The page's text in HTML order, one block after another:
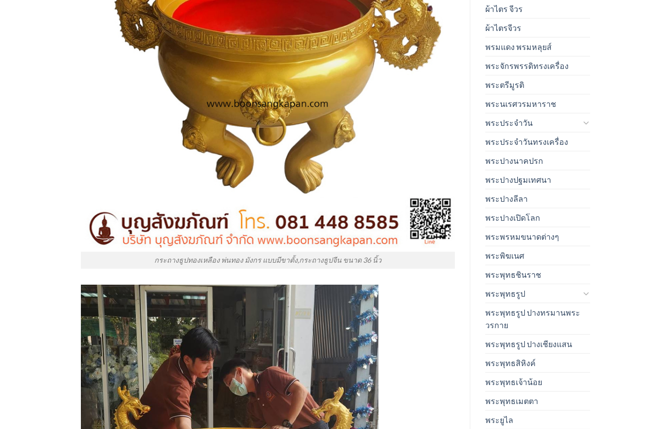
ผ้าไตร จีวร
ผ้าไตรจีวร
พรมแดง พรมหลุยส์
พระจักรพรรดิทรงเครื่อง
พระตรีมูรติ
พระนเรศวรมหาราช
พระประจำวัน
พระประจำวันทรงเครื่อง
พระปางนาคปรก
พระปางปฐมเทศนา
พระปางลีลา
พระปางเปิดโลก
พระพรหมขนาดต่างๆ
พระพิฆเนศ
พระพุทธชินราช
พระพุทธรูป
พระพุทธรูป ปางทรมานพระ
วรกาย
พระพุทธรูป ปางเชียงแสน
พระพุทธสิหิงค์
พระพุทธเจ้าน้อย
พระพุทธเมตตา
พระยูไล
กระถางธูปทองเหลือง พ่นทอง มังกร แบบมีขาตั้ง,กระถางธูปจีน ขนาด 36 นิ้ว